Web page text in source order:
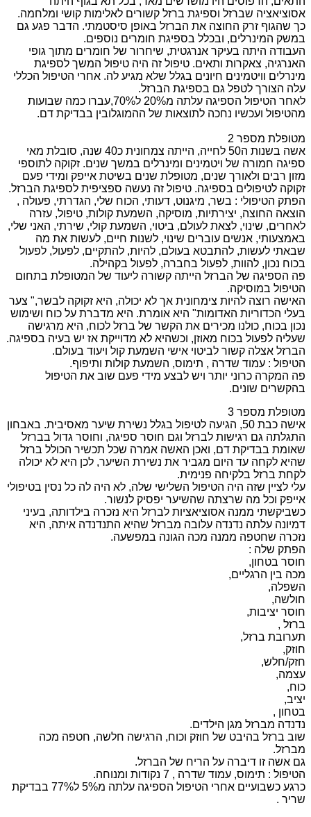
אסוציאציה שברזל וספיגת ברזל קשורים לאלימות קושי ומלחמה.
כך שהגוף זרק החוצה את הברזל באופן סיסטמתי. הדבר פגע גם
במשק המינרלים, ובכלל בספיגת חומרים נוספים.
העבודה היתה בעיקר אנרגטית, שיחרור של חומרים מתוך גופי
האנרגיה, צאקרות ותאים. טיפול זה היה טיפול המשך לספיגת
מינרלים וויטמינים חיונים בגלל שלא מגיע לה. אחרי הטיפול הכללי
עלה הצורך לטפל גם בספיגת הברזל.
לאחר הטיפול הספיגה עלתה מ20% ל70%,עברו כמה שבועות
מהטיפול ועכשיו נחכה לתוצאות של ההמוגלובין בבדיקת דם.
מטופלת מספר 2
אשה בשנות ה50 לחייה, הייתה צמחונית כ40 שנה, סובלת מאי
ספיגה חמורה של ויטמינים ומינרלים במשך שנים. זקוקה לתוספי
מזון רבים ולאורך שנים, מטופלת שנים בשיטת אייפק ומידי פעם
זקוקה לטיפולים בספיגה. טיפול זה נעשה ספציפית לספיגת הברזל.
הפתק הטיפולי : בשר, מיגנוט, דעותי, הכוח שלי, הגדרתי, פעולה ,
הוצאה החוצה, יצירתיות, מוסיקה, השמעת קולות, טיפול, עזרה
לאחרים, שינוי, לצאת לעולם, ביטוי, השמעת קולי, שירתי, האני שלי,
באמצעותי, אנשים עוברים שינוי, לשנות חיים, לעשות את מה
שבאתי לעשות, להתבטא בעולם, להיות, להתקיים, לפעול, לפעול
בכוח נכון, להוות, לפעול בחברה, לפעול בקהילה.
פה הספיגה של הברזל הייתה קשורה ליעוד של המטופלת בתחום
הטיפול במוסיקה.
האישה רוצה להיות צימחונית אך לא יכולה, היא זקוקה לבשר," צער
בעלי הכדוריות האדומות" היא אומרת. היא מדברת על כוח ושימוש
נכון בכוח, כולנו מכירים את הקשר של ברזל לכוח, היא מרגישה
שעליה לפעול בכוח מאוזן, וכשהיא לא מדוייקת אז יש בעיה בספיגה.
הברזל אצלה קשור לביטוי אישי השמעת קול ויעוד בעולם.
הטיפול : עמוד שדרה , תימוס, השמעת קולות ותיפוף.
פה המקרה כרוני יותר ויש לבצע מידי פעם שוב את הטיפול
בהקשרים שונים.
מטופלת מספר 3
אישה כבת 50, הגיעה לטיפול בגלל נשירת שיער מאסיבית. באבחון
התגלתה גם רגישות לברזל וגם חוסר ספיגה, וחוסר גדול בברזל
שאומת בבדיקת דם, ואכן האשה אמרה שכל תכשיר הכולל ברזל
שהיא לקחה עד היום מגביר את נשירת השיער, לכן היא לא יכולה
לקחת ברזל בלקיחה פנימית.
עלי לציין שזה היה הטיפול השלישי שלה, לא היה לה כל נסין בטיפולי
אייפק וכל מה שרצתה שהשיער יפסיק לנשור.
כשביקשתי ממנה אסוציאציות לברזל היא נזכרה בילדותה, בעיני
דמיונה עלתה נדנדה עלובה מברזל שהיא התנדנדה איתה, היא
נזכרה שחטפה ממנה מכה הגונה במפשעה.
הפתק שלה :
חוסר בטחון,
מכה בין הרגליים,
השפלה,
חולשה,
חוסר יציבות,
ברזל ,
תערובת ברזל,
חוזק,
חזק/חלש,
עצמה,
כוח,
יציב,
בטחון ,
נדנדה מברזל מגן הילדים.
שוב ברזל בהיבט של חוזק וכוח, הרגישה חלשה, חטפה מכה
מברזל.
גם אשה זו דיברה על הריח של הברזל.
הטיפול : תימוס, עמוד שדרה , 7 נקודות ומנוחה.
כרגע כשבועיים אחרי הטיפול הספיגה עלתה מ5% ל77% בבדיקת
שריר .